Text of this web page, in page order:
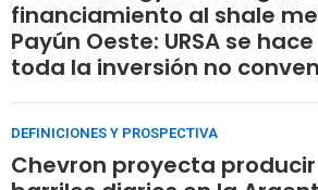
financiamiento al shale
Payún Oeste: URSA se
toda la inversión no
DEFINICIONES Y PROSPECTIVA
Chevron proyecta